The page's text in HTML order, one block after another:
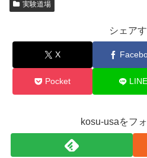
実験道場
シェア
X
Pocket LINE
kosu-usaをフ